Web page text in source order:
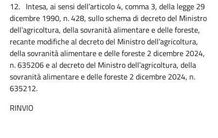
12. Intesa, ai sensi dell’articolo 4, comma 3, della legge 29
dicembre 1990, n. 428, sullo schema di decreto del Ministro
dell’agricoltura, della sovranità alimentare e delle foreste,
recante modifiche al decreto del Ministro dell’agricoltura,
della sovranità alimentare e delle foreste 2 dicembre 2024,
n. 635206 e al decreto del Ministro dell’agricoltura, della
sovranità alimentare e delle foreste 2 dicembre 2024, n.
635212.
RINVIO